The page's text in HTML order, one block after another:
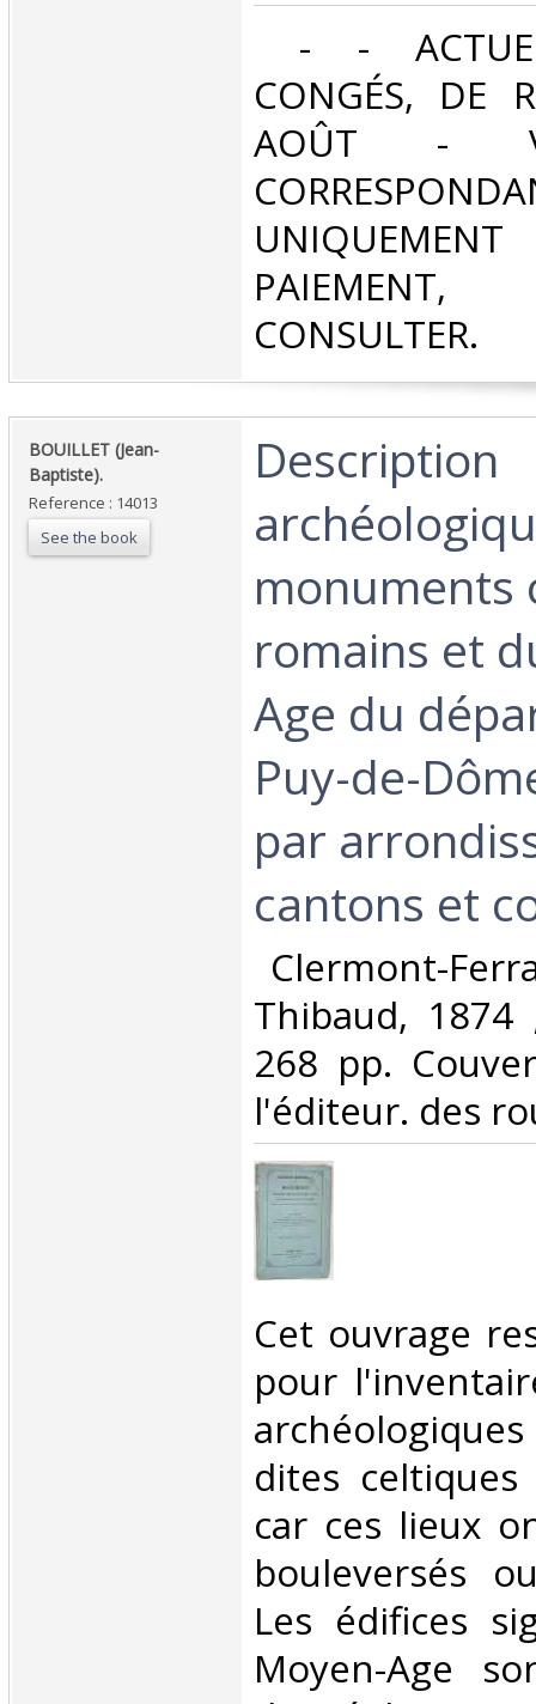
- -
CONGÉS, DE
AOÛT -
CONSULTER.‎
‎BOUILLET (Jean-
Baptiste).‎
Reference : 14013
See the book
‎Description
monuments
romains et
Age du
Puy-de-
par
cantons et
Clermont-
Thibaud,
268 pp.
l'éditeur. des
‎Cet ouvrage
pour
dites
car ces lieux
bouleversés
Les édifices
Moyen-Age